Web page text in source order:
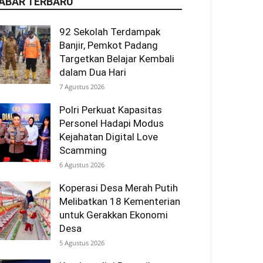
92 Sekolah Terdampak
Banjir, Pemkot Padang
Targetkan Belajar Kembali
dalam Dua Hari
7 Agustus 2026
Polri Perkuat Kapasitas
Personel Hadapi Modus
Kejahatan Digital Love
Scamming
6 Agustus 2026
Koperasi Desa Merah Putih
Melibatkan 18 Kementerian
untuk Gerakkan Ekonomi
Desa
5 Agustus 2026